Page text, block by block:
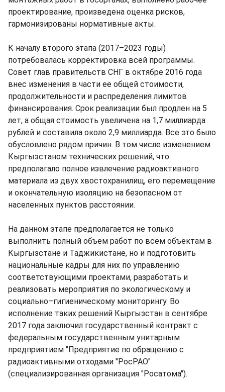
проектирование, произведена оценка рисков,
гармонизированы нормативные акты.
К началу второго этапа (2017–2023 годы)
потребовалась корректировка всей программы.
Совет глав правительств СНГ в октябре 2016 года
внес изменения в части ее общей стоимости,
продолжительности и распределения лимитов
финансирования. Срок реализации был продлен на 5
лет, а общая стоимость увеличена на 1,7 миллиарда
рублей и составила около 2,9 миллиарда. Все это было
обусловлено рядом причин. В том числе изменением
Кыргызстаном технических решений, что
предполагало полное извлечение радиоактивного
материала из двух хвостохранилищ, его перемещение
и окончательную изоляцию на безопасном от
населенных пунктов расстоянии.
На данном этапе предполагается не только
выполнить полный объем работ по всем объектам в
Кыргызстане и Таджикистане, но и подготовить
национальные кадры для них по управлению
соответствующими проектами, разработать и
реализовать мероприятия по экологическому и
социально–гигиеническому мониторингу. Во
исполнение таких решений Кыргызстан в сентябре
2017 года заключил государственный контракт с
федеральным государственным унитарным
предприятием "Предприятие по обращению с
радиоактивными отходами "РосРАО"
(специализированная организация "Росатома").